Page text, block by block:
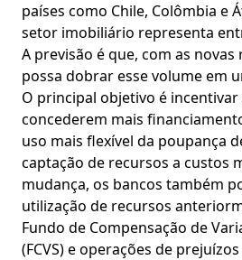
países como Chile, Colômbia e
setor imobiliário representa
A previsão é que, com as novas
possa dobrar esse volume em
O principal objetivo é incentivar
concederem mais
uso mais flexível da poupança
captação de recursos a custos
mudança, os bancos também
utilização de recursos
Fundo de Compensação de
(FCVS) e operações de